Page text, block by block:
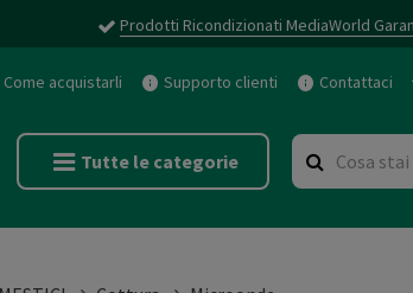
Prodotti Ricondizionati MediaWorld
Come acquistarli Supporto clienti Contattaci
Tutte le categorie